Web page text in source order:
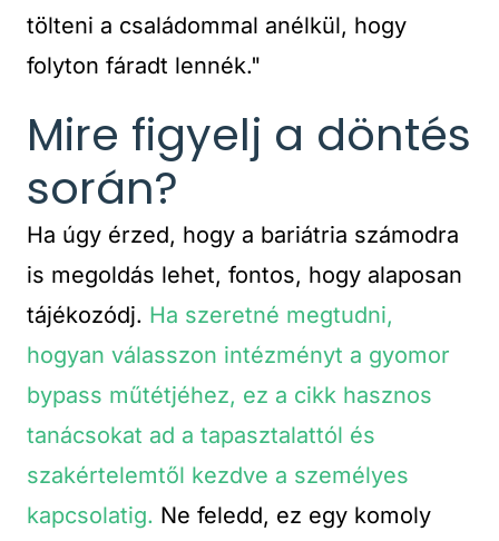
tölteni a családommal anélkül, hogy
folyton fáradt lennék."
Mire figyelj a döntés
során?
Ha úgy érzed, hogy a bariátria számodra
is megoldás lehet, fontos, hogy alaposan
tájékozódj. Ha szeretné megtudni,
hogyan válasszon intézményt a gyomor
bypass műtétjéhez, ez a cikk hasznos
tanácsokat ad a tapasztalattól és
szakértelemtől kezdve a személyes
kapcsolatig. Ne feledd, ez egy komoly